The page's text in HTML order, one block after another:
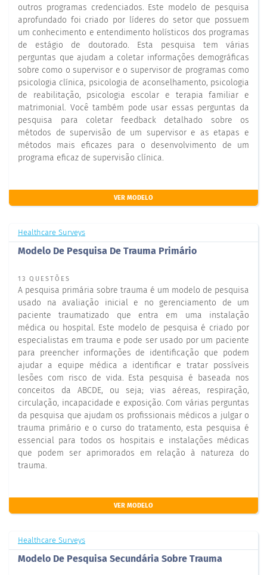
outros programas credenciados. Este modelo de pesquisa
aprofundado foi criado por líderes do setor que possuem
um conhecimento e entendimento holísticos dos programas
de estágio de doutorado. Esta pesquisa tem várias
perguntas que ajudam a coletar informações demográficas
sobre como o supervisor e o supervisor de programas como
psicologia clínica, psicologia de aconselhamento, psicologia
de reabilitação, psicologia escolar e terapia familiar e
matrimonial. Você também pode usar essas perguntas da
pesquisa para coletar feedback detalhado sobre os
métodos de supervisão de um supervisor e as etapas e
métodos mais eficazes para o desenvolvimento de um
programa eficaz de supervisão clínica.
VER MODELO
Healthcare Surveys
Modelo De Pesquisa De Trauma Primário
13 QUESTÕES
A pesquisa primária sobre trauma é um modelo de pesquisa
usado na avaliação inicial e no gerenciamento de um
paciente traumatizado que entra em uma instalação
médica ou hospital. Este modelo de pesquisa é criado por
especialistas em trauma e pode ser usado por um paciente
para preencher informações de identificação que podem
ajudar a equipe médica a identificar e tratar possíveis
lesões com risco de vida. Esta pesquisa é baseada nos
conceitos da ABCDE, ou seja; vias aéreas, respiração,
circulação, incapacidade e exposição. Com várias perguntas
da pesquisa que ajudam os profissionais médicos a julgar o
trauma primário e o curso do tratamento, esta pesquisa é
essencial para todos os hospitais e instalações médicas
que podem ser aprimorados em relação à natureza do
trauma.
VER MODELO
Healthcare Surveys
Modelo De Pesquisa Secundária Sobre Trauma